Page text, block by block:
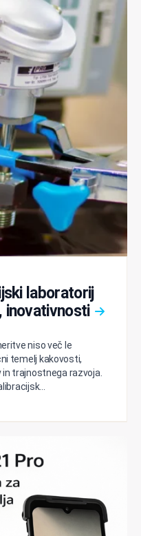
laboratorij
inovativnosti
niso več le
temelj kakovosti,
trajnostnega razvoja.